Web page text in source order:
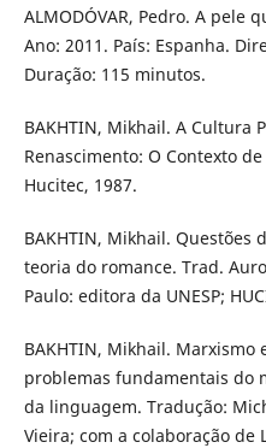
ALMODÓVAR, Pedro. A pele
Ano: 2011. País: Espanha.
Duração: 115 minutos.
BAKHTIN, Mikhail. A Cultura
Renascimento: O Contexto
Hucitec, 1987.
BAKHTIN, Mikhail. Questões
teoria do romance. Trad.
Paulo: editora da UNESP;
BAKHTIN, Mikhail.
problemas fundamentais do
da linguagem. Tradução:
Vieira; com a colaboração de